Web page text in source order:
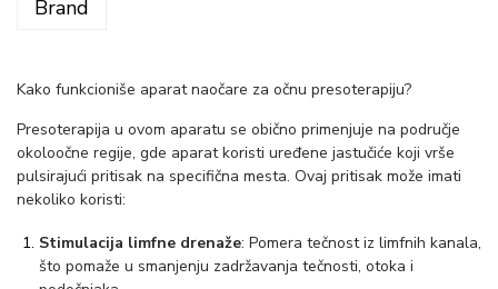
a
r
e
z
Brand
Kako funkcioniše aparat naočare za očnu presoterapiju?
Presoterapija u ovom aparatu se obično primenjuje na područje
okoloočne regije, gde aparat koristi uređene jastučiće koji vrše
pulsirajući pritisak na specifična mesta. Ovaj pritisak može imati
nekoliko koristi:
Stimulacija limfne drenaže: Pomera tečnost iz limfnih kanala,
što pomaže u smanjenju zadržavanja tečnosti, otoka i